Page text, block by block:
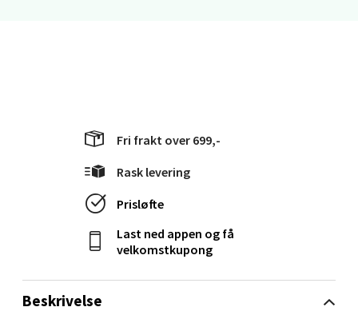
Beskrivelse
Fri frakt over 699,-
Rask levering
Prisløfte
Last ned appen og få
velkomstkupong
Bergen - Thon Senter Lagunen
Laguneveien 1, 5239 Bergen
0 i butikk